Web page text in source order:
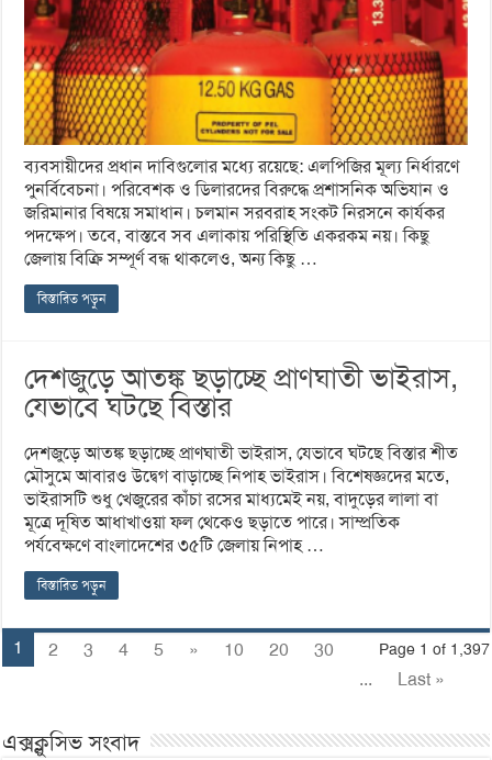
ব্যবসায়ীদের প্রধান দাবিগুলোর মধ্যে রয়েছে: এলপিজির মূল্য নির্ধারণে
পুনর্বিবেচনা। পরিবেশক ও ডিলারদের বিরুদ্ধে প্রশাসনিক অভিযান ও
জরিমানার বিষয়ে সমাধান। চলমান সরবরাহ সংকট নিরসনে কার্যকর
পদক্ষেপ। তবে, বাস্তবে সব এলাকায় পরিস্থিতি একরকম নয়। কিছু
জেলায় বিক্রি সম্পূর্ণ বন্ধ থাকলেও, অন্য কিছু …
বিস্তারিত পড়ুন
দেশজুড়ে আতঙ্ক ছড়াচ্ছে প্রাণঘাতী ভাইরাস,
যেভাবে ঘটছে বিস্তার
দেশজুড়ে আতঙ্ক ছড়াচ্ছে প্রাণঘাতী ভাইরাস, যেভাবে ঘটছে বিস্তার শীত
মৌসুমে আবারও উদ্বেগ বাড়াচ্ছে নিপাহ ভাইরাস। বিশেষজ্ঞদের মতে,
ভাইরাসটি শুধু খেজুরের কাঁচা রসের মাধ্যমেই নয়, বাদুড়ের লালা বা
মূত্রে দূষিত আধাখাওয়া ফল থেকেও ছড়াতে পারে। সাম্প্রতিক
পর্যবেক্ষণে বাংলাদেশের ৩৫টি জেলায় নিপাহ …
বিস্তারিত পড়ুন
Page 1 of 1,397
1 2 3 4 5 » 10 20
30
...
Last »
এক্সক্লুসিভ সংবাদ